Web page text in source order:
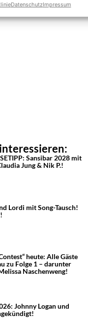
DatenschutzImpressum
Sansibar 2028 mit
Jung & Nik P.!
Lordi mit Song-Tausch!
heute: Alle Gäste
zu Folge 1 – darunter
Naschenweng!
Johnny Logan und